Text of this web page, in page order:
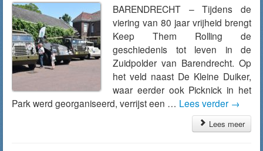
BARENDRECHT – Tijdens de
viering van 80 jaar vrijheid brengt
Keep Them Rolling de
geschiedenis tot leven in de
Zuidpolder van Barendrecht. Op
het veld naast De Kleine Duiker,
waar eerder ook Picknick in het
Park werd georganiseerd, verrijst een … Lees verder →
Lees meer